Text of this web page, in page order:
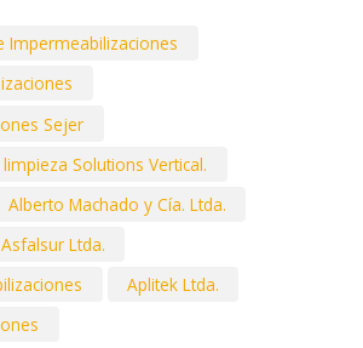
Impermeabilizaciones
Sejer
Solutions Vertical.
Alberto Machado y Cía. Ltda.
Asfalsur Ltda.
Aplitek Ltda.